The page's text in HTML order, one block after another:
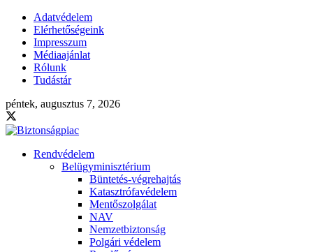
Adatvédelem
Elérhetőségeink
Impresszum
Médiaajánlat
Rólunk
Tudástár
péntek, augusztus 7, 2026
Rendvédelem
Belügyminisztérium
Büntetés-végrehajtás
Katasztrófavédelem
Mentőszolgálat
NAV
Nemzetbiztonság
Polgári védelem